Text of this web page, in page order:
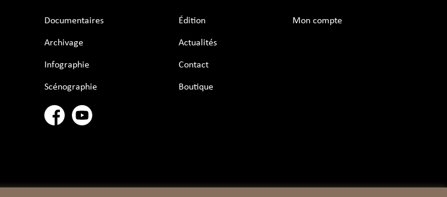
Documentaires
Archivage
Infographie
Scénographie
Édition
Actualités
Contact
Boutique
Mon compte